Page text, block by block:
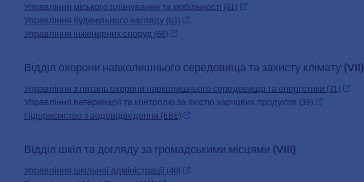
Управління міського планування та мобільності (61)
Управління будівельного нагляду (63)
Управління інженерних споруд (66)
Відділ охорони навколишнього середовища та захисту клімату (VII)
Управління з питань охорони навколишнього середовища та енергетики (31)
Управління ветеринарії та контролю за якістю харчових продуктів (39)
Підприємство з водовідведення (EBE)
Відділ шкіл та догляду за громадськими місцями (VIII)
Управління шкільної адміністрації (40)